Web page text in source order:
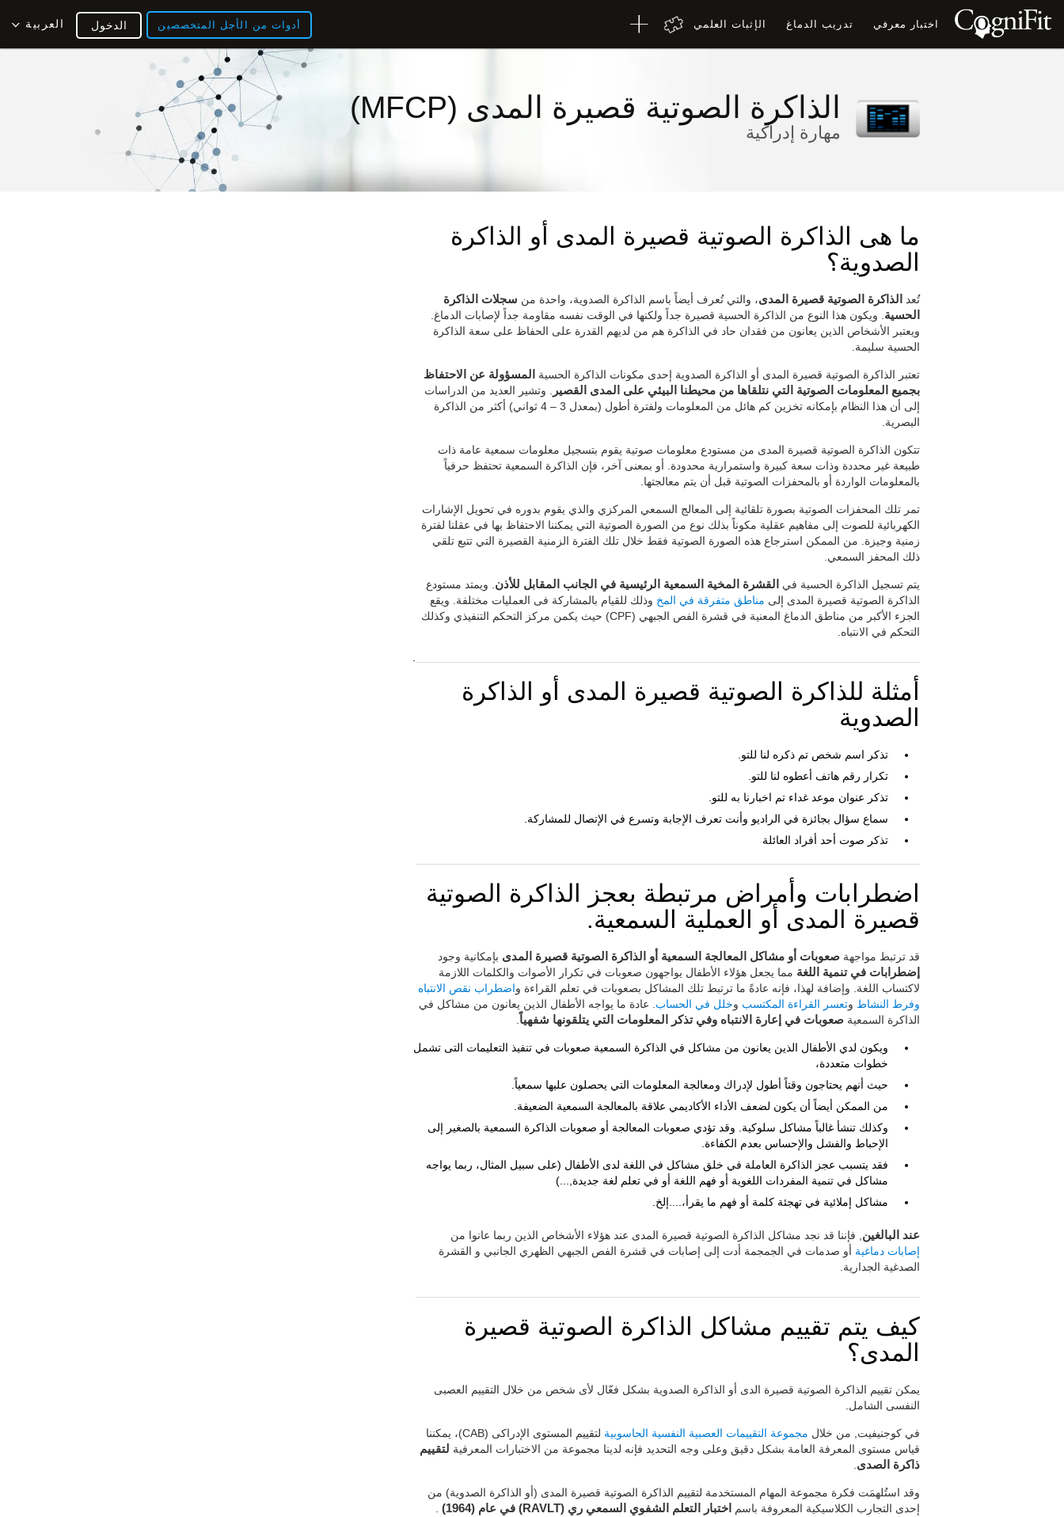
اختبار معرفي تدريب الدماغ الإثبات العلمي أدوات من الأجل المتخصصين العربية الدخول
الذاكرة الصوتية قصيرة المدى (MFCP)
مهارة إدراكية
ما هى الذاكرة الصوتية قصيرة المدى أو الذاكرة
الصدوية؟
تُعد الذاكرة الصوتية قصيرة المدى، والتي تُعرف أيضاً باسم الذاكرة الصدوية، واحدة من سجلات الذاكرة
الحسية . ويكون هذا النوع من الذاكرة الحسية قصيرة جداً ولكنها في الوقت نفسه مقاومة جداً لإصابات الدماغ.
ويعتبر الأشخاص الذين يعانون من فقدان حاد في الذاكرة هم من لديهم القدرة على الحفاظ على سعة الذاكرة
الحسية سليمة.
تعتبر الذاكرة الصوتية قصيرة المدى أو الذاكرة الصدوية إحدى مكونات الذاكرة الحسية
المسؤولة عن الاحتفاظ
بجميع المعلومات الصوتية التي نتلقاها من محيطنا البيئي على المدى القصير
. وتشير العديد من الدراسات
إلى أن هذا النظام بإمكانه تخزين كم هائل من المعلومات ولفترة أطول (بمعدل 3 – 4 ثواني) أكثر من الذاكرة
البصرية.
تتكون الذاكرة الصوتية قصيرة المدى من مستودع معلومات صوتية يقوم بتسجيل معلومات سمعية عامة ذات
طبيعة غير محددة وذات سعة كبيرة واستمرارية محدودة. أو بمعنى آخر، فإن الذاكرة السمعية تحتفظ حرفياً
بالمعلومات الواردة أو بالمحفزات الصوتية قبل أن يتم معالجتها.
تمر تلك المحفزات الصوتية بصورة تلقائية إلى المعالج السمعي المركزي والذي يقوم بدوره في تحويل الإشارات
الكهربائية للصوت إلى مفاهيم عقلية مكوناً بذلك نوع من الصورة الصوتية التي يمكننا الاحتفاظ بها في عقلنا لفترة
زمنية وجيزة. من الممكن استرجاع هذه الصورة الصوتية فقط خلال تلك الفترة الزمنية القصيرة التي تتبع تلقي
ذلك المحفز السمعي.
يتم تسجيل الذاكرة الحسية في القشرة المخية السمعية الرئيسية في الجانب المقابل للأذن . ويمتد مستودع
الذاكرة الصوتية قصيرة المدى إلى مناطق متفرقة في المخ وذلك للقيام بالمشاركة فى العمليات مختلفة. ويقع
الجزء الأكبر من مناطق الدماغ المعنية في قشرة الفص الجبهي (CPF) حيث يكمن مركز التحكم التنفيذي وكذلك
التحكم في الانتباه.
أمثلة للذاكرة الصوتية قصيرة المدى أو الذاكرة
الصدوية
تذكر اسم شخص تم ذكره لنا للتو.
تكرار رقم هاتف أعطوه لنا للتو.
تذكر عنوان موعد غداء تم اخبارنا به للتو.
سماع سؤال بجائزة في الراديو وأنت تعرف الإجابة وتسرع في الإتصال للمشاركة.
تذكر صوت أحد أفراد العائلة
اضطرابات وأمراض مرتبطة بعجز الذاكرة الصوتية
قصيرة المدى أو العملية السمعية.
قد ترتبط مواجهة صعوبات أو مشاكل المعالجة السمعية أو الذاكرة الصوتية قصيرة المدى بإمكانية وجود
إضطرابات في تنمية اللغة مما يجعل هؤلاء الأطفال يواجهون صعوبات في تكرار الأصوات والكلمات اللازمة
لاكتساب اللغة. وإضافة لهذا، فإنه عادةً ما ترتبط تلك المشاكل بصعوبات في تعلم القراءة واضطراب نقص الانتباه
وفرط النشاط وتعسر القراءة المكتسب وخلل في الحساب . عادة ما يواجه الأطفال الذين يعانون من مشاكل في
الذاكرة السمعية صعوبات في إعارة الانتباه وفي تذكر المعلومات التي يتلقونها شفهياً
ويكون لدي الأطفال الذين يعانون من مشاكل في الذاكرة السمعية صعوبات في تنفيذ التعليمات التى تشمل
خطوات متعددة،
حيث أنهم يحتاجون وقتاً أطول لإدراك ومعالجة المعلومات التي يحصلون عليها سمعياً.
من الممكن أيضاً أن يكون لضعف الأداء الأكاديمي علاقة بالمعالجة السمعية الضعيفة.
وكذلك تنشأ غالباً مشاكل سلوكية. وقد تؤدي صعوبات المعالجة أو صعوبات الذاكرة السمعية بالصغير إلى
الإحباط والفشل والإحساس بعدم الكفاءة.
فقد يتسبب عجز الذاكرة العاملة في خلق مشاكل في اللغة لدى الأطفال (على سبيل المثال، ربما يواجه
مشاكل في تنمية المفردات اللغوية أو فهم اللغة أو في تعلم لغة جديدة,...)
مشاكل إملائية في تهجئة كلمة أو فهم ما يقرأ،....إلخ.
عند البالغين , فإننا قد نجد مشاكل الذاكرة الصوتية قصيرة المدى عند هؤلاء الأشخاص الذين ربما عانوا من
إصابات دماغية أو صدمات في الجمجمة أدت إلى إصابات في قشرة الفص الجبهي الظهري الجانبي و القشرة
الصدغية الجدارية.
كيف يتم تقييم مشاكل الذاكرة الصوتية قصيرة
المدى؟
يمكن تقييم الذاكرة الصوتية قصيرة الدى أو الذاكرة الصدوية بشكل فعّال لأى شخص من خلال التقييم العصبى
النفسى الشامل.
في كوجنيفيت, من خلال مجموعة التقييمات العصبية النفسية الحاسوبية
لتقييم المستوى الإدراكى (CAB)، يمكننا
قياس مستوى المعرفة العامة بشكل دقيق وعلى وجه التحديد فإنه لدينا مجموعة من الاختبارات المعرفية لتقييم
ذاكرة الصدى
وقد استُلهمَت فكرة مجموعة المهام المستخدمة لتقييم الذاكرة الصوتية قصيرة المدى (أو الذاكرة الصدوية) من
إحدى التجارب الكلاسيكية المعروفة باسم
اختبار التعلم الشفوي السمعي ري (RAVLT) في عام (1964)